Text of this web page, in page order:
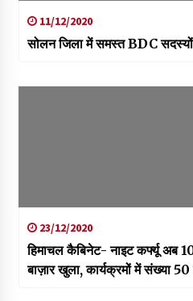
11/12/2020
23/12/2020
हिमाचल कैबिनेट- नाइट कर्फ्यू
बाज़ार खुला, कार्यक्रमों में संख्या 50